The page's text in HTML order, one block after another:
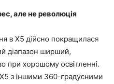
але не революція
в X5 дійсно покращилася
діапазон ширший,
при хорошому освітленні.
з іншими 360-градусними